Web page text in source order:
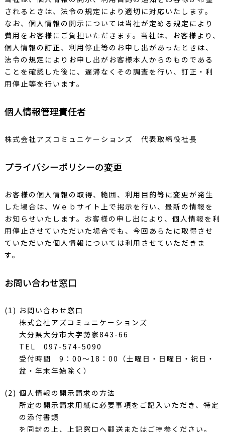
されるときは、法令の規定により適切に対応いたします。
なお、個人情報の開示については当社が定める規定により
費用をお客様にご負担いただきます。当社は、お客様より、
個人情報の訂正、利用停止等のお申し出があったときは、
法令の規定によりお申し出がお客様本人からのものである
ことを確認した後に、遅滞なくその調査を行い、訂正・利
用停止等を行います。
個人情報管理責任者
株式会社アズコミュニケーションズ 代表取締役社長
プライバシーポリシーの変更
お客様の個人情報の取得、範囲、利用目的等に変更が発生
した場合は、Ｗｅｂサイト上で掲示を行い、最新の情報を
お知らせいたします。お客様の申し出により、個人情報を利
用停止させていただいた場合でも、今回あらたに取得させ
ていただいた個人情報については利用させていただきま
す。
お問い合わせ窓口
(1) お問い合わせ窓口
株式会社アズコミュニケーションズ
大分県大分市大字勢家843-66
TEL 097-574-5090
受付時間 9：00～18：00（土曜日・日曜日・祝日・
盆・年末年始除く）
(2) 個人情報の開示請求の方法
所定の開示請求用紙に必要事項をご記入いただき、特定
の添付書類
を同封の上、上記窓口へ郵送またはご持参ください。